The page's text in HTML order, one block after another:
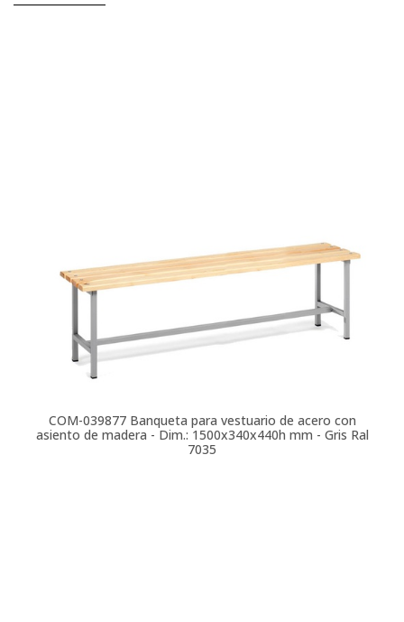
COM-039877 Banqueta para vestuario de acero con
asiento de madera - Dim.: 1500x340x440h mm - Gris Ral
7035